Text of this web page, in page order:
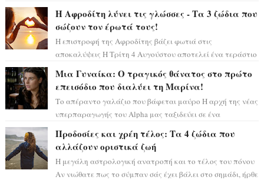
Η Αφροδίτη λύνει τις γλώσσες - Τα 3 ζώδια που
σώζουν τον έρωτά τους!
Η επιστροφή της Αφροδίτης βάζει φωτιά στις
αποκαλύψεις Η Τρίτη 4 Αυγούστου αποτελεί ένα τεράστιο
Μια Γυναίκα: Ο τραγικός θάνατος στο πρώτο
επεισόδιο που διαλύει τη Μαρίνα!
Το απέραντο γαλάζιο που βάφεται μαύρο Η αρχή της νέας
υπερπαραγωγής του Alpha μας ταξιδεύει σε ένα
Προδοσίες και χρέη τέλος: Τα 4 ζώδια που
αλλάζουν οριστικά ζωή
Η μεγάλη αστρολογική ανατροπή και το τέλος του πόνου
Αν νιώθατε πως το σύμπαν σάς έχει βάλει στο σημάδι, ήρθε